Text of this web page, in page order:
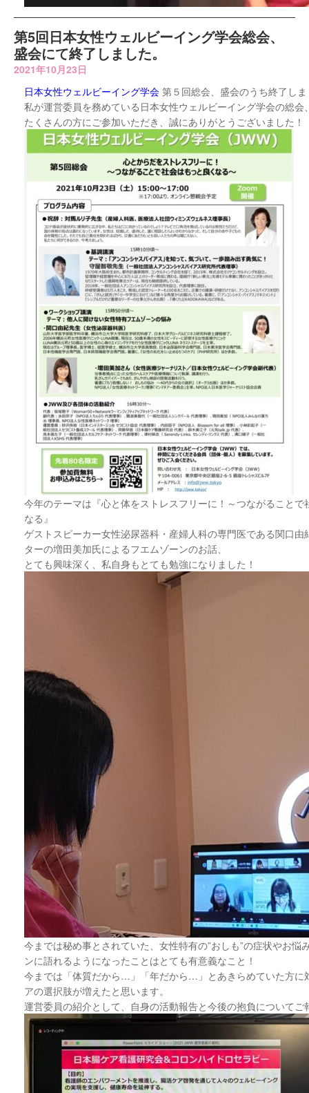
第5回日本女性ウェルビーイング学会総会、
盛会にて終了しました。
2021年10月23日
日本女性ウェルビーイング学会 第５回総会、盛会のうち終了し
私が運営委員を務めている日本女性ウェルビーイング学会の総会
たくさんの方にご参加いただき、誠にありがとうございました！
今年のテーマは『心と体をストレスフリーに！～つながることで
なる』
ゲストスピーカー女性泌尿器科・産婦人科の専門医である関口由
ターの増田美加氏によるフエムゾーンのお話、
とても興味深く、私自身もとても勉強になりました！
今までは秘め事とされていた、女性特有の”おしも”の症状やお悩
ンに語れるようになったことはとても有意義なこと！
今までは「体質だから…」「年だから…」とあきらめていた方に
アの選択肢が増えたと思います。
運営委員の紹介として、自身の活動報告と今後の抱負についてご